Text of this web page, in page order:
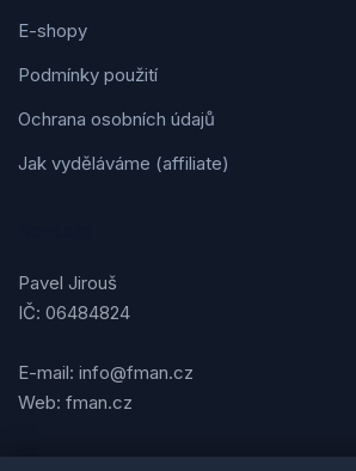
E-shopy
Podmínky použití
Ochrana osobních údajů
Jak vyděláváme (affiliate)
Pavel Jirouš
IČ: 06484824
E-mail: info@fman.cz
Web: fman.cz